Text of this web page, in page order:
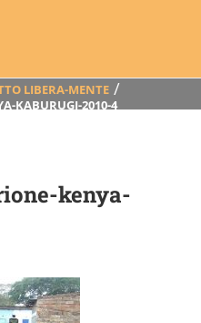
Kenya-
LIBERA-MENTE
KABURUGI-2010-4
kenya-